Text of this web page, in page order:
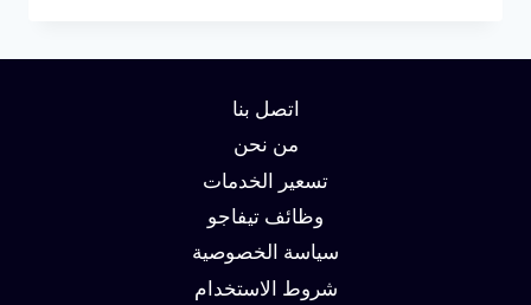
اتصل بنا
من نحن
تسعير الخدمات
وظائف تيفاجو
سياسة الخصوصية
شروط الاستخدام